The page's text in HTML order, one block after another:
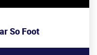
So Foot